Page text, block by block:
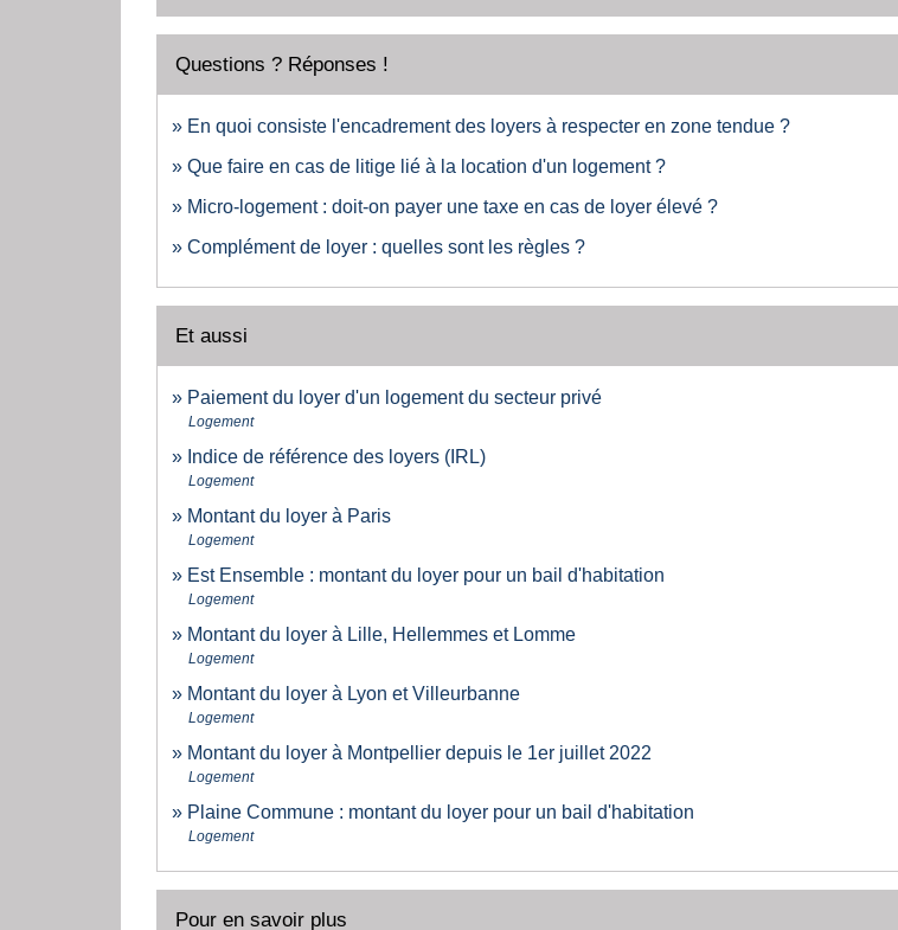
Questions ? Réponses !
En quoi consiste l'encadrement des loyers à respecter en zone tendue ?
Que faire en cas de litige lié à la location d'un logement ?
Micro-logement : doit-on payer une taxe en cas de loyer élevé ?
Complément de loyer : quelles sont les règles ?
Et aussi
Paiement du loyer d'un logement du secteur privé
Logement
Indice de référence des loyers (IRL)
Logement
Montant du loyer à Paris
Logement
Est Ensemble : montant du loyer pour un bail d'habitation
Logement
Montant du loyer à Lille, Hellemmes et Lomme
Logement
Montant du loyer à Lyon et Villeurbanne
Logement
Montant du loyer à Montpellier depuis le 1er juillet 2022
Logement
Plaine Commune : montant du loyer pour un bail d'habitation
Logement
Pour en savoir plus